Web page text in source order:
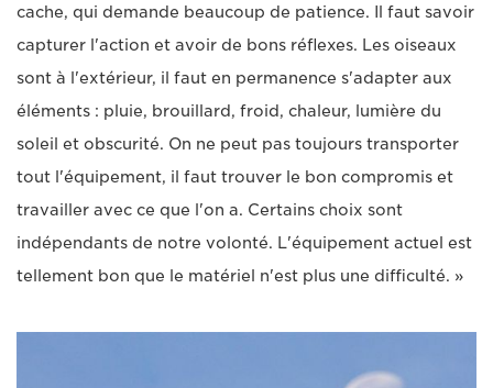
cache, qui demande beaucoup de patience. Il faut savoir
capturer l'action et avoir de bons réflexes. Les oiseaux
sont à l'extérieur, il faut en permanence s'adapter aux
éléments : pluie, brouillard, froid, chaleur, lumière du
soleil et obscurité. On ne peut pas toujours transporter
tout l'équipement, il faut trouver le bon compromis et
travailler avec ce que l'on a. Certains choix sont
indépendants de notre volonté. L'équipement actuel est
tellement bon que le matériel n'est plus une difficulté. »